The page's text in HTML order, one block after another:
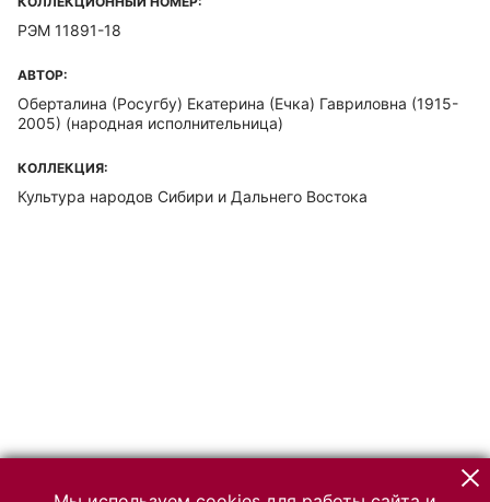
РЭМ 11891-18
АВТОР:
Оберталина (Росугбу) Екатерина (Ечка) Гавриловна (1915-
2005) (народная исполнительница)
КОЛЛЕКЦИЯ:
Культура народов Сибири и Дальнего Востока